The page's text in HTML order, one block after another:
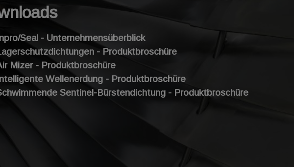
Seal - Unternehmensüberblick
- Produktbroschüre
Mizer - Produktbroschüre
Wellenerdung - Produktbroschüre
Sentinel-Bürstendichtung - Produktbroschüre